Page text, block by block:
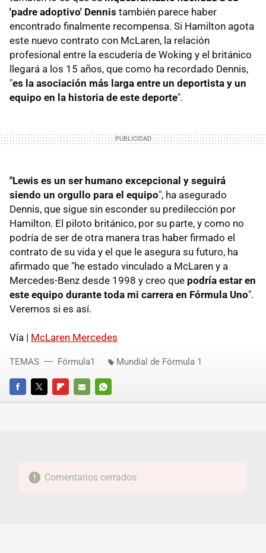
'padre adoptivo' Dennis también parece haber
encontrado finalmente recompensa. Si Hamilton agota
este nuevo contrato con McLaren, la relación
profesional entre la escudería de Woking y el británico
llegará a los 15 años, que como ha recordado Dennis,
"es la asociación más larga entre un deportista y un
equipo en la historia de este deporte".
"Lewis es un ser humano excepcional y seguirá
siendo un orgullo para el equipo", ha asegurado
Dennis, que sigue sin esconder su predilección por
Hamilton. El piloto británico, por su parte, y como no
podría de ser de otra manera tras haber firmado el
contrato de su vida y el que le asegura su futuro, ha
afirmado que "he estado vinculado a McLaren y a
Mercedes-Benz desde 1998 y creo que podría estar en
este equipo durante toda mi carrera en Fórmula Uno".
Veremos si es así.
Vía | McLaren Mercedes
FACEBOOKTWITTERFLIPBOARD
E-
WHATSAPP
TEMAS Fórmula1 Mundial de Fórmula 1
Comentarios cerrados